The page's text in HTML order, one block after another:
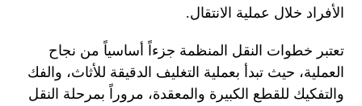
الأفراد خلال عملية الانتقال.
تعتبر خطوات النقل المنظمة جزءاً أساسياً من نجاح
العملية، حيث تبدأ بعملية التغليف الدقيقة للأثاث، والفك
والتفكيك للقطع الكبيرة والمعقدة، مروراً بمرحلة النقل